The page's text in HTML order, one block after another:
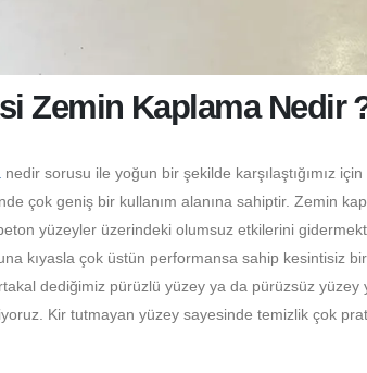
Zemin Kaplama Nedir
nedir sorusu ile yoğun bir şekilde karşılaştığımız
çok geniş bir kullanım alanına sahiptir. Zemin
yüzeyler üzerindeki olumsuz etkilerini
kıyasla çok üstün performansa sahip kesintisiz
dediğimiz pürüzlü yüzey ya da pürüzsüz
Kir tutmayan yüzey sayesinde temizlik çok